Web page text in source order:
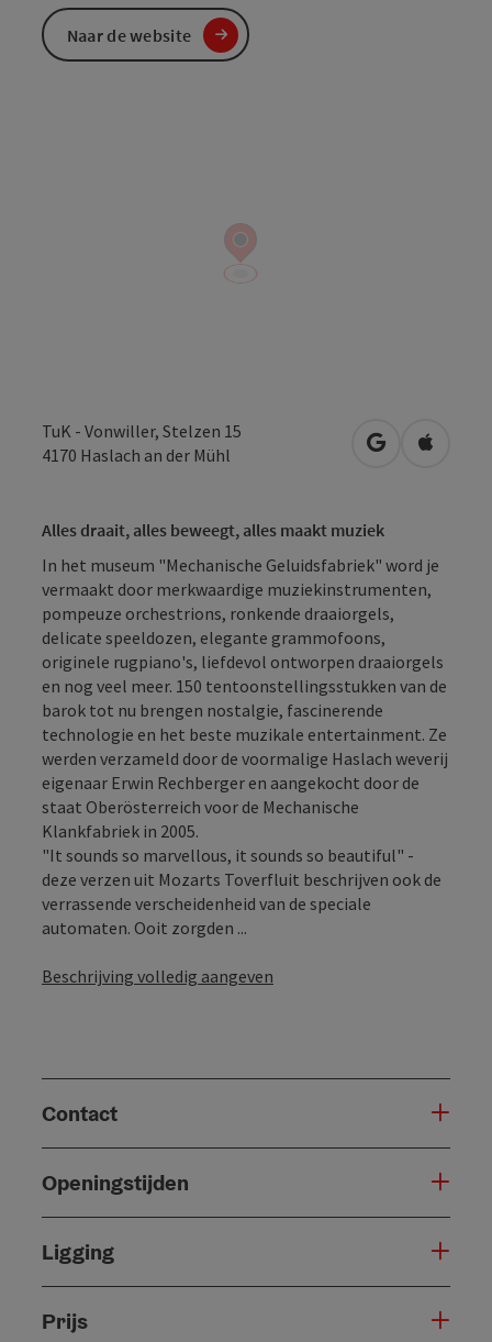
TuK - Vonwiller, Stelzen 15
4170 Haslach an der Mühl Openen in
Alles draait, alles beweegt, alles maakt muziek
In het museum "Mechanische Geluidsfabriek" word je
vermaakt door merkwaardige muziekinstrumenten,
pompeuze orchestrions, ronkende draaiorgels,
delicate speeldozen, elegante grammofoons,
originele rugpiano's, liefdevol ontworpen draaiorgels
en nog veel meer. 150 tentoonstellingsstukken van de
barok tot nu brengen nostalgie, fascinerende
technologie en het beste muzikale entertainment. Ze
werden verzameld door de voormalige Haslach weverij
eigenaar Erwin Rechberger en aangekocht door de
staat Oberösterreich voor de Mechanische
Klankfabriek in 2005.
"It sounds so marvellous, it sounds so beautiful" -
deze verzen uit Mozarts Toverfluit beschrijven ook de
verrassende verscheidenheid van de speciale
automaten. Ooit zorgden ...
Beschrijving volledig aangeven
Contact
Openingstijden
Ligging
Prijs
Naar de website